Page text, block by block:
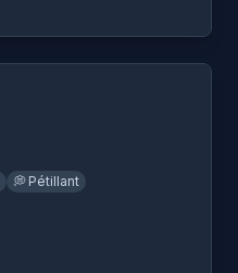
Quick View
💭 Pétillant